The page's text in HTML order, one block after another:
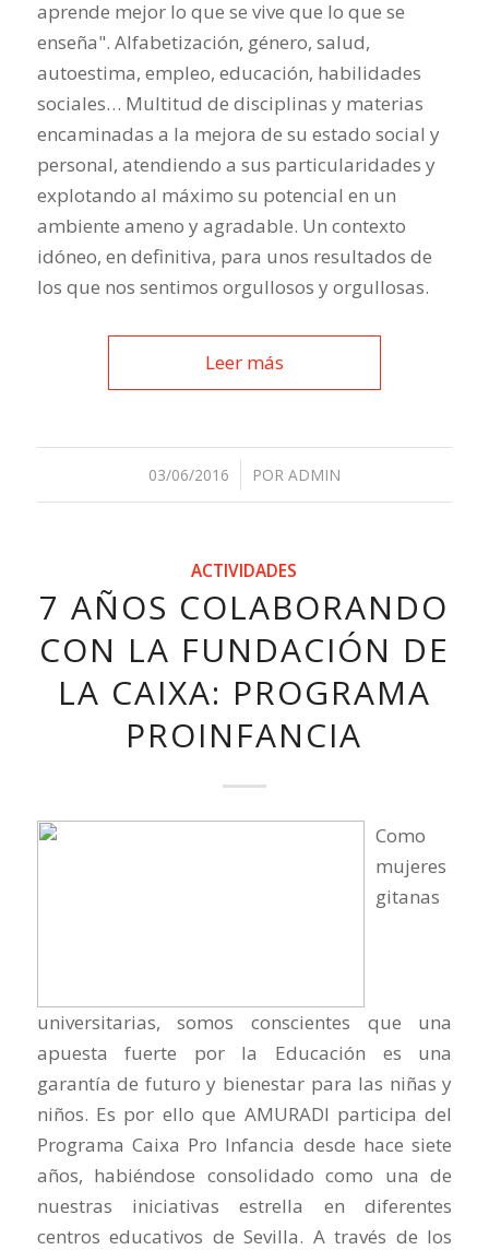
aprende mejor lo que se vive que lo que se
enseña". Alfabetización, género, salud,
autoestima, empleo, educación, habilidades
sociales… Multitud de disciplinas y materias
encaminadas a la mejora de su estado social y
personal, atendiendo a sus particularidades y
explotando al máximo su potencial en un
ambiente ameno y agradable. Un contexto
idóneo, en definitiva, para unos resultados de
los que nos sentimos orgullosos y orgullosas.
Leer más
03/06/2016
/ POR ADMIN
ACTIVIDADES
7 AÑOS COLABORANDO
CON LA FUNDACIÓN DE
LA CAIXA: PROGRAMA
PROINFANCIA
Como
mujeres
gitanas
universitarias, somos conscientes que una
apuesta fuerte por la Educación es una
garantía de futuro y bienestar para las niñas y
niños. Es por ello que AMURADI participa del
Programa Caixa Pro Infancia desde hace siete
años, habiéndose consolidado como una de
nuestras iniciativas estrella en diferentes
centros educativos de Sevilla. A través de los